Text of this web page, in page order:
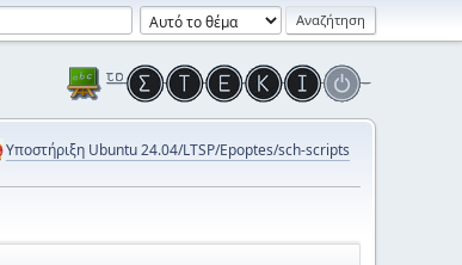
Υποστήριξη Ubuntu 24.04/LTSP/Epoptes/sch-scripts